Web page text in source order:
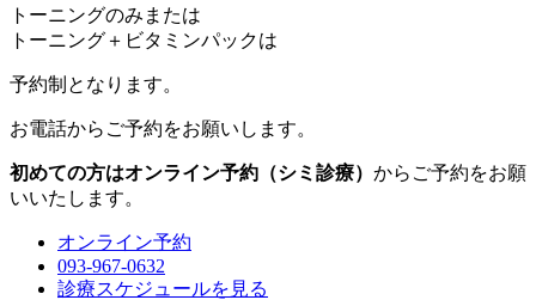
トーニングのみまたは
トーニング＋ビタミンパックは
予約制 となります。
お電話からご予約をお願いします。
初めての方はオンライン予約（シミ診療） からご予約をお願
いいたします。
オンライン予約
093-967-0632
診療スケジュールを見る